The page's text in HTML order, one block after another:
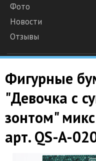
Фото
Новости
Отзывы
Фигурные
"Девочка с
зонтом"
арт. QS-A-